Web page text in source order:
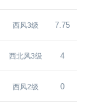
西风3级 7.75
西北风3级 4
西风2级 0